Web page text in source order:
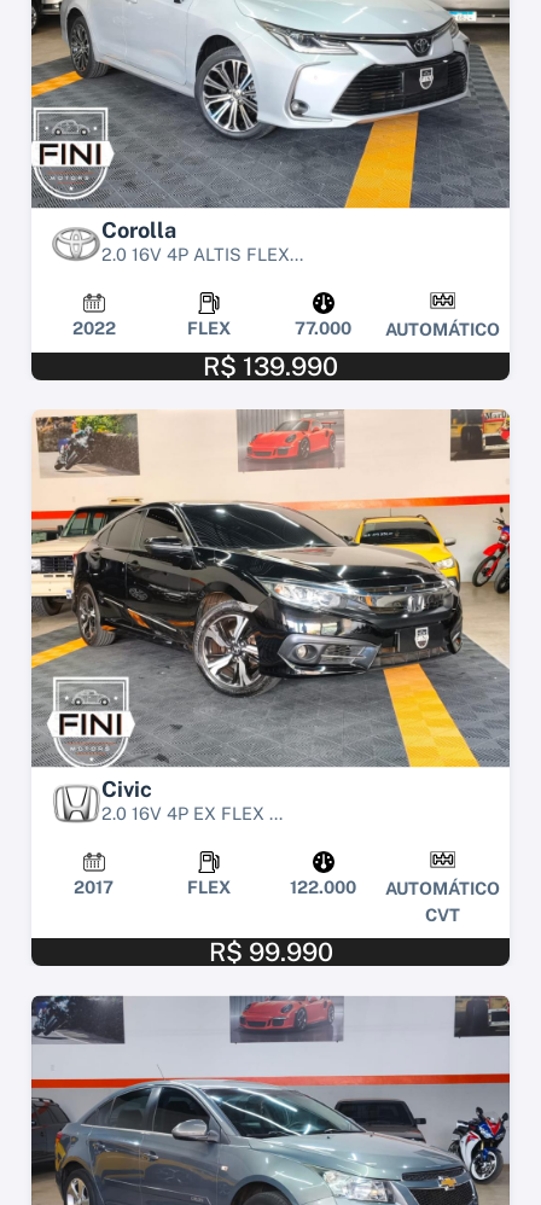
Corolla
2.0 16V 4P ALTIS FLEX...
2022 FLEX 77.000 AUTOMÁTICO
R$ 139.990
Civic
2.0 16V 4P EX FLEX ...
2017 FLEX 122.000
AUTOMÁTICO
CVT
R$ 99.990